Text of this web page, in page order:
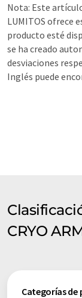
Nota: Este
LUMITOS ofrece
producto esté
se ha creado
desviaciones
Inglés puede
CRYO
Categorías